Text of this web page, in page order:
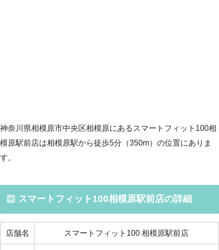
神奈川県相模原市中央区相模原にあるスマートフィット100相
模原駅前店は相模原駅から徒歩5分（350m）の位置にありま
す。
スマートフィット100相模原駅前店の詳細
店舗名 スマートフィット100 相模原駅前店